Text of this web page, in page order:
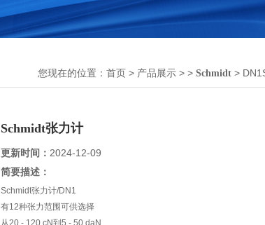
您现在的位置： 首页 > 产品展示 > > Schmidt >
Schmidt张力计
更新时间： 2024-12-09
简要描述：
Schmidt张力计/DN1
有12种张力范围可供选择
从20 - 120 cN到5 - 50 daN